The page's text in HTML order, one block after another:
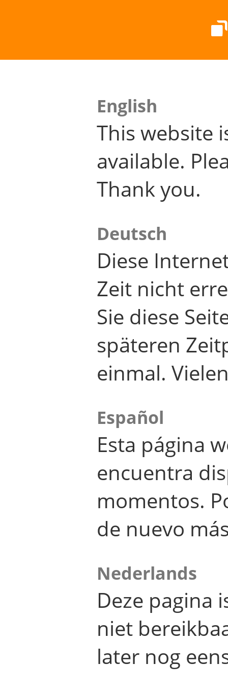
English
This website
available.
Thank you.
Deutsch
Diese
Zeit nicht
Sie diese
späteren
einmal.
Español
Esta página
encuentra
momentos.
de nuevo
Nederlands
Deze pagina
niet
later nog